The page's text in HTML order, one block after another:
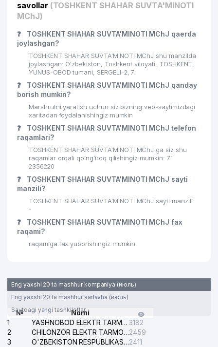
24 BORODIN S.P. UY-MUZEYI
25 BISH-SERVIS MChJ 797 м
PARKER RUSSELL AUDIT MChJ
28 PARKER RUSSELL FINANCE MChJ
GABUROV EVGENIY MIHAYLOVICH
YAKKA TARTIBDAGI TADBIRKOR
31 TAKEDA VAKOLATXONA
32 DELTA GLOBAL SOLUTIONS MChJ 944 м
LI I.H. YAKKA TARTIBDAGI
34
QORA BAYIR SAVDO XUSUSIY
savollar (TOSHKENT SHAHAR SUVTA'MINOTI
MChJ)
❓
TOSHKENT SHAHAR SUVTA'MINOTI MChJ qaerda
joylashgan?
TOSHKENT SHAHAR SUVTA'MINOTI MChJ shu manzilda
joylashgan: O'zbekiston, Toshkent viloyati, TOSHKENT,
YUNUS-OBOD tumani, SERGELI-2, 7.
❓
TOSHKENT SHAHAR SUVTA'MINOTI MChJ qanday
borish mumkin?
Marshrutni yaratish uchun siz bizning veb-saytimizdagi
xaritadan foydalanishingiz mumkin
❓
TOSHKENT SHAHAR SUVTA'MINOTI MChJ telefon
raqamlari?
TOSHKENT SHAHAR SUVTA'MINOTI MChJ ga siz shu
raqamlar orqali qo’ng’iroq qilishingiz mumkin: 71
2356220
❓
TOSHKENT SHAHAR SUVTA'MINOTI MChJ sayti
manzili?
TOSHKENT SHAHAR SUVTA'MINOTI MChJ sayti manzili
-
❓
TOSHKENT SHAHAR SUVTA'MINOTI MChJ fax
raqami?
raqamiga fax yuborishingiz mumkin.
Eng yaxshi 20 ta mashhur kompaniya (июль)
Eng yaxshi 20 ta mashhur sarlavha (июль)
Saytdagi yangi tashkilotlar
№
Nomi
1
YASHNOBOD ELEKTR TARMOG'I NOSOZLIKLARI XIZMATI 3182
2
CHILONZOR ELEKTR TARMOG'I NOSOZLIK XIZMATI2459
3
O'ZBEKISTON RESPUBLIKASI BOSH PROKURATURASI ISHONCH TELEFONI2411